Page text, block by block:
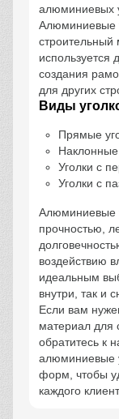
алюминиевых
Алюминиевые
строительный
используется
создания
для других
Виды
Прямые
Наклонные
Уголки с
Уголки с
Алюминиевые
прочностью,
воздействию
идеальным
внутри, так и
Если вам
материал для
обратитесь к
алюминиевые
форм, чтобы
каждого